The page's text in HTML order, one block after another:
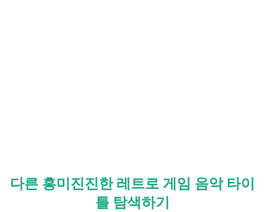
다른 흥미진진한 레트로 게임 음악 타이
틀 탐색하기